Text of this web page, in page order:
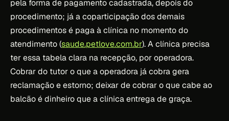
pela forma de pagamento cadastrada, depois do
procedimento; já a coparticipação dos demais
procedimentos é paga à clínica no momento do
atendimento (saude.petlove.com.br). A clínica precisa
ter essa tabela clara na recepção, por operadora.
Cobrar do tutor o que a operadora já cobra gera
reclamação e estorno; deixar de cobrar o que cabe ao
balcão é dinheiro que a clínica entrega de graça.